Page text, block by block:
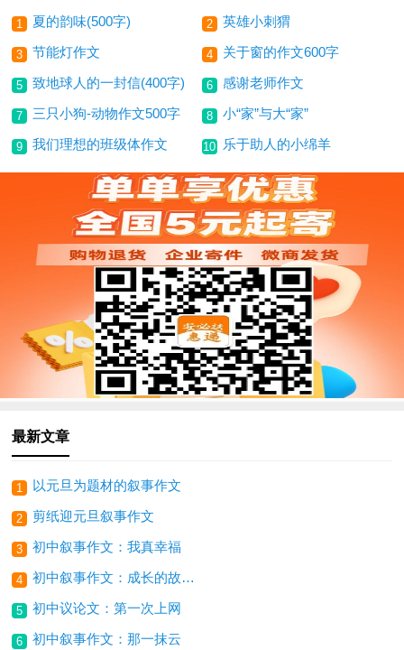
1 夏的韵味(500字) 2 英雄小刺猬
3 节能灯作文 4 关于窗的作文600字
5 致地球人的一封信(400字) 6 感谢老师作文
7 三只小狗-动物作文500字 8 小“家”与大“家”
9 我们理想的班级体作文 10 乐于助人的小绵羊
最新文章
1 以元旦为题材的叙事作文
2 剪纸迎元旦叙事作文
3 初中叙事作文：我真幸福
4 初中叙事作文：成长的故事作文
5 初中议论文：第一次上网
6 初中叙事作文：那一抹云